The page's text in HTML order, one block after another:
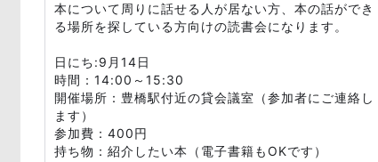
本について周りに話せる人が居ない方、本の話ができ
る場所を探している方向けの読書会になります。
日にち:9月14日
時間：14:00～15:30
開催場所：豊橋駅付近の貸会議室（参加者にご連絡し
ます）
参加費：400円
持ち物：紹介したい本（電子書籍もOKです）